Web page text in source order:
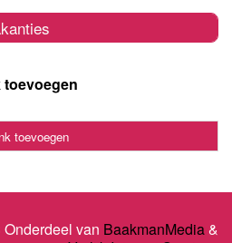
toevoegen
toevoegen
van BaakmanMedia&